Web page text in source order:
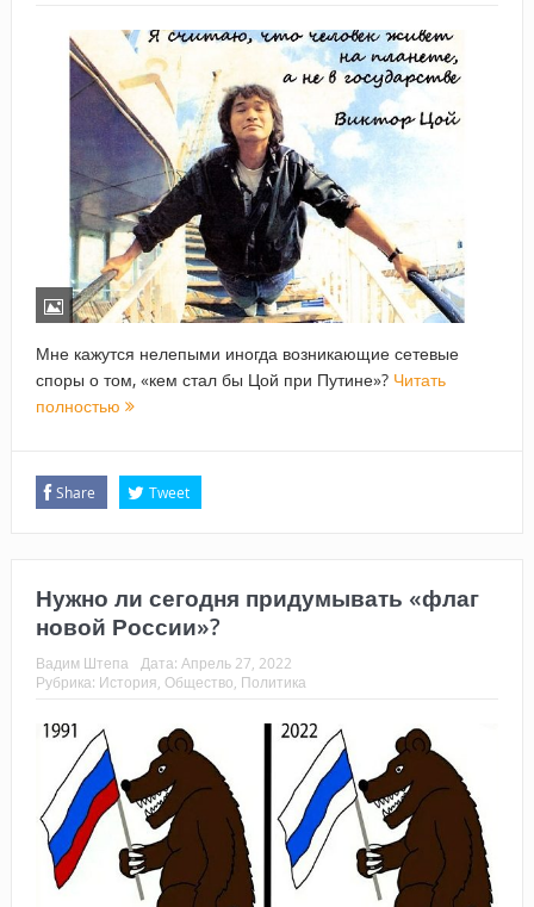
Мне кажутся нелепыми иногда возникающие сетевые
споры о том, «кем стал бы Цой при Путине»? Читать
полностью
Share Tweet
Нужно ли сегодня придумывать «флаг
новой России»?
Вадим Штепа Дата: Апрель 27, 2022
Рубрика: История, Общество, Политика